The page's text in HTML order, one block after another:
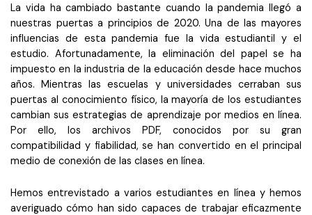
Convertir Word a PDF
Lector de IA
Más herrmientas online
Profesionales
Formulario de PDF
Firmar PDF
eSign PDF
PDF por lotes
Censurar PDFNuevo
Extraer datos de PDF
Todas las herramientas de IA
Trucos para Windows
Trucos para móviles
Ver más
¿Por qué PDFelement?
Reseñas
Comparación de software
La vida ha cambiado bastante cuando la pandemia llegó a
nuestras puertas a principios de 2020. Una de las mayores
influencias de esta pandemia fue la vida estudiantil y el
estudio. Afortunadamente, la eliminación del papel se ha
impuesto en la industria de la educación desde hace muchos
años. Mientras las escuelas y universidades cerraban sus
puertas al conocimiento físico, la mayoría de los estudiantes
cambian sus estrategias de aprendizaje por medios en línea.
Por ello, los archivos PDF, conocidos por su gran
compatibilidad y fiabilidad, se han convertido en el principal
medio de conexión de las clases en línea.
Hemos entrevistado a varios estudiantes en línea y hemos
averiguado cómo han sido capaces de trabajar eficazmente